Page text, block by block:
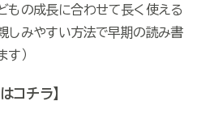
もの成長に合わせて長く使える
しみやすい方法で早期の読み書
す）
コチラ】